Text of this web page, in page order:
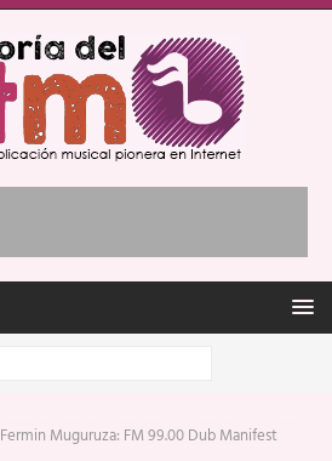
Fermin Muguruza: FM 99.00 Dub Manifest